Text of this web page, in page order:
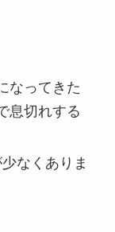
なってきた
息切れする
なくありま